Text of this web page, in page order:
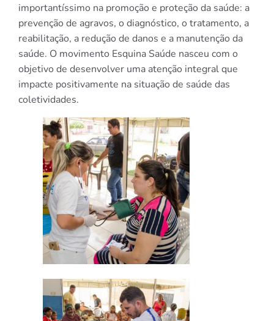
importantíssimo na promoção e proteção da saúde: a
prevenção de agravos, o diagnóstico, o tratamento, a
reabilitação, a redução de danos e a manutenção da
saúde. O movimento Esquina Saúde nasceu com o
objetivo de desenvolver uma atenção integral que
impacte positivamente na situação de saúde das
coletividades.